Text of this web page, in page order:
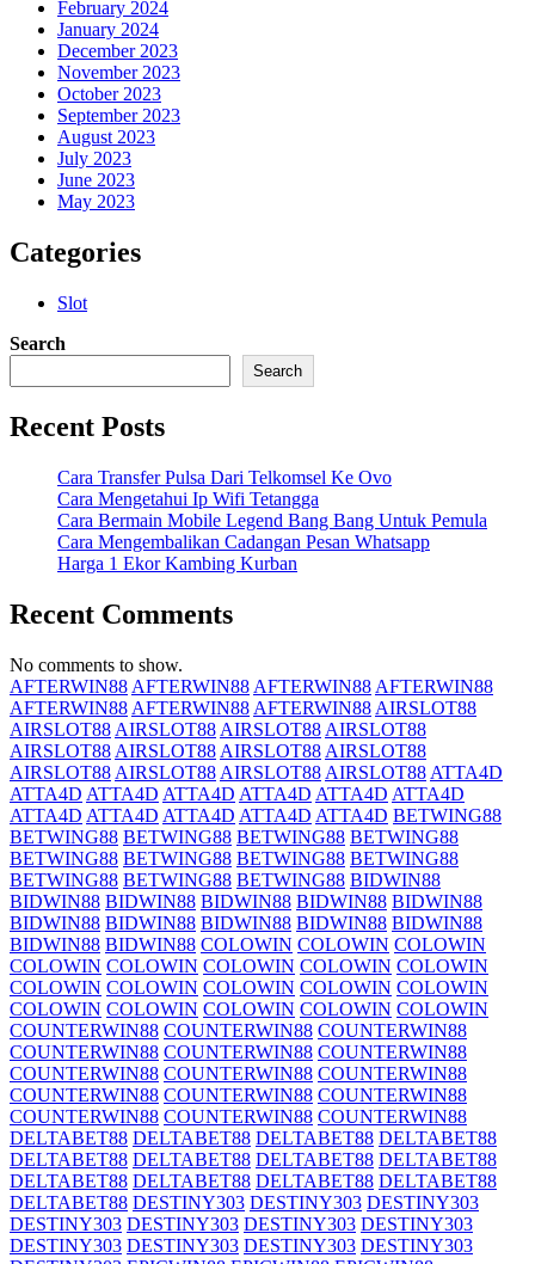
February 2024
January 2024
December 2023
November 2023
October 2023
September 2023
August 2023
July 2023
June 2023
May 2023
Categories
Slot
Search
Search
Recent Posts
Cara Transfer Pulsa Dari Telkomsel Ke Ovo
Cara Mengetahui Ip Wifi Tetangga
Cara Bermain Mobile Legend Bang Bang Untuk Pemula
Cara Mengembalikan Cadangan Pesan Whatsapp
Harga 1 Ekor Kambing Kurban
Recent Comments
No comments to show.
AFTERWIN88 AFTERWIN88 AFTERWIN88 AFTERWIN88
AFTERWIN88 AFTERWIN88 AFTERWIN88 AIRSLOT88
AIRSLOT88 AIRSLOT88 AIRSLOT88 AIRSLOT88
AIRSLOT88 AIRSLOT88 AIRSLOT88 AIRSLOT88
AIRSLOT88 AIRSLOT88 AIRSLOT88 AIRSLOT88 ATTA4D
ATTA4D ATTA4D ATTA4D ATTA4D ATTA4D ATTA4D
ATTA4D ATTA4D ATTA4D ATTA4D ATTA4D BETWING88
BETWING88 BETWING88 BETWING88 BETWING88
BETWING88 BETWING88 BETWING88 BETWING88
BETWING88 BETWING88 BETWING88 BIDWIN88
BIDWIN88 BIDWIN88 BIDWIN88 BIDWIN88 BIDWIN88
BIDWIN88 BIDWIN88 BIDWIN88 BIDWIN88 BIDWIN88
BIDWIN88 BIDWIN88 COLOWIN COLOWIN COLOWIN
COLOWIN COLOWIN COLOWIN COLOWIN COLOWIN
COLOWIN COLOWIN COLOWIN COLOWIN COLOWIN
COLOWIN COLOWIN COLOWIN COLOWIN COLOWIN
COUNTERWIN88 COUNTERWIN88 COUNTERWIN88
COUNTERWIN88 COUNTERWIN88 COUNTERWIN88
COUNTERWIN88 COUNTERWIN88 COUNTERWIN88
COUNTERWIN88 COUNTERWIN88 COUNTERWIN88
COUNTERWIN88 COUNTERWIN88 COUNTERWIN88
DELTABET88 DELTABET88 DELTABET88 DELTABET88
DELTABET88 DELTABET88 DELTABET88 DELTABET88
DELTABET88 DELTABET88 DELTABET88 DELTABET88
DELTABET88 DESTINY303 DESTINY303 DESTINY303
DESTINY303 DESTINY303 DESTINY303 DESTINY303
DESTINY303 DESTINY303 DESTINY303 DESTINY303